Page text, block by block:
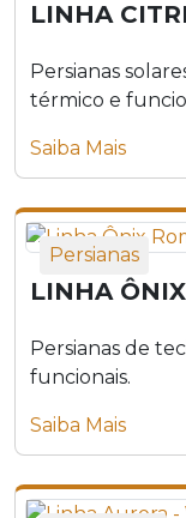
LINHA
Persianas
térmico e
Saiba Mais
Persianas
LINHA
Persianas de
funcionais.
Saiba Mais